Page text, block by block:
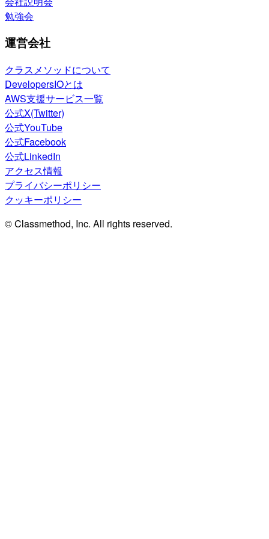
勉強会
運営会社
クラスメソッドについて
DevelopersIOとは
AWS支援サービス一覧
公式X(Twitter)
公式YouTube
公式Facebook
公式LinkedIn
アクセス情報
プライバシーポリシー
クッキーポリシー
© Classmethod, Inc. All rights reserved.